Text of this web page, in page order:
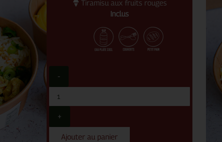
Tiramisu aux fruits rouges
Inclus
-
+
Ajouter au panier